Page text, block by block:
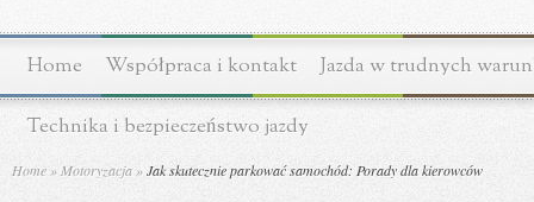
Home Współpraca i kontakt Jazda w trudnych
Technika i bezpieczeństwo jazdy
Home » Motoryzacja »Jak skutecznie parkować samochód: Porady dla kierowców